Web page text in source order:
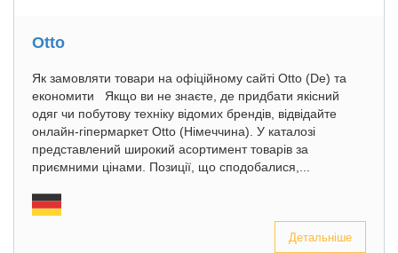
Otto
Як замовляти товари на офіційному сайті Otto (De) та
економити Якщо ви не знаєте, де придбати якісний
одяг чи побутову техніку відомих брендів, відвідайте
онлайн-гіпермаркет Otto (Німеччина). У каталозі
представлений широкий асортимент товарів за
приємними цінами. Позиції, що сподобалися,...
Детальніше